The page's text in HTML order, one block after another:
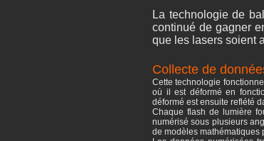
La technologie de
continué de gagner
que les lasers soient
Collecte de
Cette technologie
où il est déformé en
déformé est ensuite reflété
Chaque flash de lumière
numérisé sous plusieurs
de modèles mathématiques